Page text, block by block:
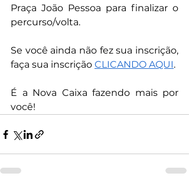
Praça João Pessoa para finalizar o
percurso/volta.
Se você ainda não fez sua inscrição,
faça sua inscrição CLICANDO AQUI.
É a Nova Caixa fazendo mais por
você!